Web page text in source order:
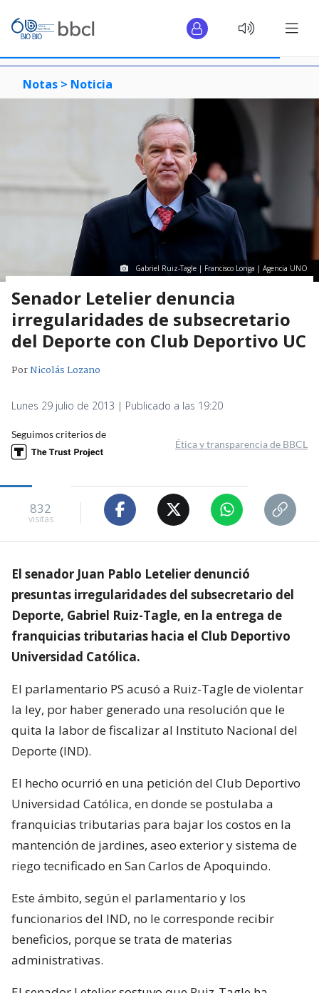
Notas > Noticia
Gabriel Ruiz-Tagle | Francisco Longa | Agencia UNO
Senador Letelier denuncia
irregularidades de subsecretario
del Deporte con Club Deportivo UC
PorNicolás Lozano
Lunes 29 julio de 2013 | Publicado a las 19:20
Seguimos criterios de
Ética y transparencia de BBCL
832
visitas
El senador Juan Pablo Letelier denunció
presuntas irregularidades del subsecretario del
Deporte, Gabriel Ruiz-Tagle, en la entrega de
franquicias tributarias hacia el Club Deportivo
Universidad Católica.
El parlamentario PS acusó a Ruiz-Tagle de violentar
la ley, por haber generado una resolución que le
quita la labor de fiscalizar al Instituto Nacional del
Deporte (IND).
El hecho ocurrió en una petición del Club Deportivo
Universidad Católica, en donde se postulaba a
franquicias tributarias para bajar los costos en la
mantención de jardines, aseo exterior y sistema de
riego tecnificado en San Carlos de Apoquindo.
Este ámbito, según el parlamentario y los
funcionarios del IND, no le corresponde recibir
beneficios, porque se trata de materias
administrativas.